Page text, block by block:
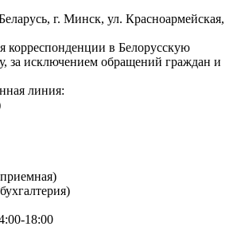
г. Минск, ул. Красноармейская,
корреспонденции в Белорусскую
за исключением обращений граждан и
линия:
18:00